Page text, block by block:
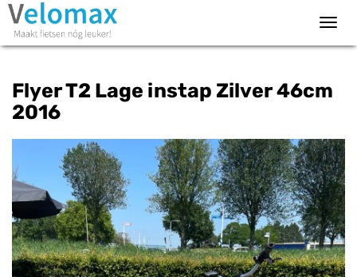
Flyer T2 Lage instap Zilver 46cm
2016